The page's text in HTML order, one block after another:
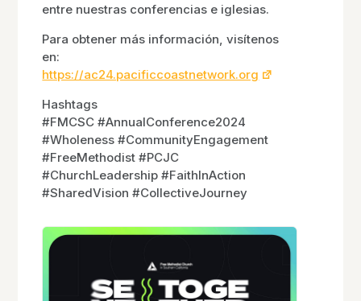
entre nuestras conferencias e iglesias.
Para obtener más información, visítenos
en:
https://ac24.pacificcoastnetwork.org
Hashtags
#FMCSC #AnnualConference2024
#Wholeness #CommunityEngagement
#FreeMethodist #PCJC
#ChurchLeadership #FaithInAction
#SharedVision #CollectiveJourney